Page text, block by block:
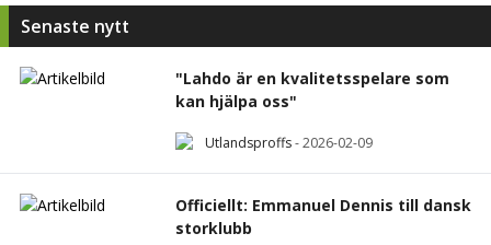
Senaste nytt
"Lahdo är en kvalitetsspelare som
kan hjälpa oss"
Utlandsproffs -2026-02-09
Officiellt: Emmanuel Dennis till dansk
storklubb